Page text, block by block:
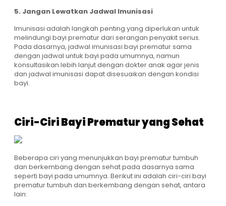
5. Jangan Lewatkan Jadwal Imunisasi
Imunisasi adalah langkah penting yang diperlukan untuk
melindungi bayi prematur dari serangan penyakit serius.
Pada dasarnya, jadwal imunisasi bayi prematur sama
dengan jadwal untuk bayi pada umumnya, namun
konsultasikan lebih lanjut dengan dokter anak agar jenis
dan jadwal imunisasi dapat disesuaikan dengan kondisi
bayi.
Ciri-Ciri Bayi Prematur yang Sehat
Beberapa ciri yang menunjukkan bayi prematur tumbuh
dan berkembang dengan sehat pada dasarnya sama
seperti bayi pada umumnya. Berikut ini adalah ciri-ciri bayi
prematur tumbuh dan berkembang dengan sehat, antara
lain: